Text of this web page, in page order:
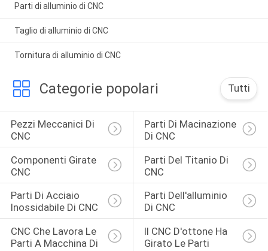
Parti di alluminio di CNC
Taglio di alluminio di CNC
Tornitura di alluminio di CNC
Categorie popolari Tutti
Pezzi Meccanici Di
CNC
Parti Di Macinazione
Di CNC
Componenti Girate
CNC
Parti Del Titanio Di
CNC
Parti Di Acciaio
Inossidabile Di CNC
Parti Dell'alluminio
Di CNC
CNC Che Lavora Le
Parti A Macchina Di
Il CNC D'ottone Ha
Girato Le Parti